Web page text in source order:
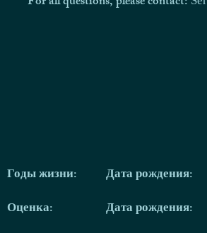
Годы жизни:
Оценка:
Дата рождения:
Дата рождения: